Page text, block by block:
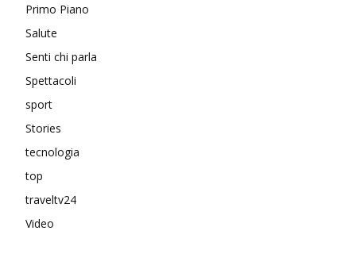
Primo Piano
Salute
Senti chi parla
Spettacoli
sport
Stories
tecnologia
top
traveltv24
Video